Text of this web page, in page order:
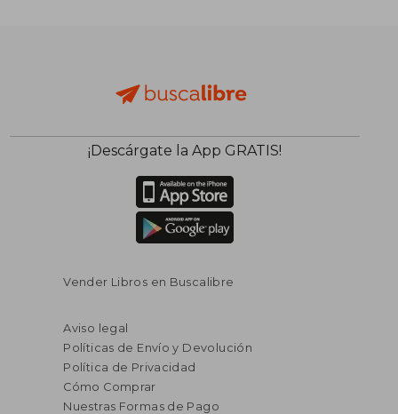
¡Descárgate la App GRATIS!
Vender Libros en Buscalibre
Aviso legal
Políticas de Envío y Devolución
Política de Privacidad
Cómo Comprar
Nuestras Formas de Pago